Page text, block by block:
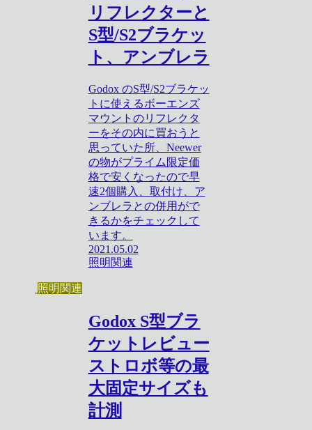
リフレクターと
S型/S2ブラケッ
ト、アンブレラ
Godox のS型/S2ブラケッ
トに使えるボーエンズ
マウントのリフレクタ
ーをその内に買おうと
思っていた所、Neewer
の物がプライム限定価
格で安くなったので早
速2個購入、取付け、ア
ンブレラとの併用がで
きるかをチェックして
います。
2021.05.02
照明関連
照明関連
Godox S型ブラ
ケットレビュー
ストロボ等の最
大固定サイズも
計測